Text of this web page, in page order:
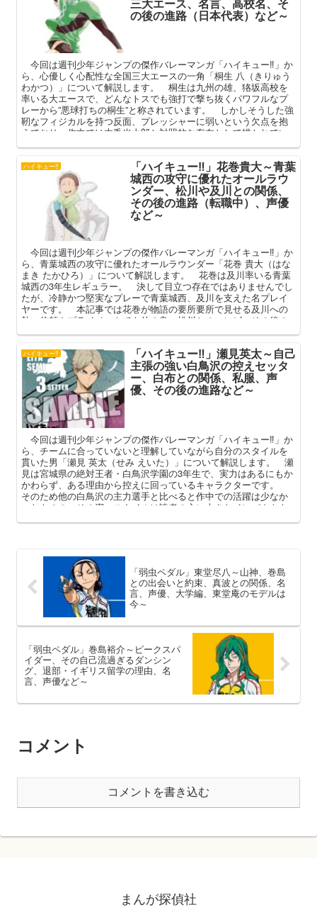
の後の進路（日本代表）など～
今回は週刊少年ジャンプの傑作バレーマンガ「ハイキュー‼」か
ら、心優しく心配性な全国三大エースの一角「桐生 八（きりゅう
わかつ）」について解説します。 桐生は九州の雄、狢坂高校を
率いる大エースで、どんなトスでも強打で撃ち抜くパワフルなプ
レーから”悪球打ちの桐生”と称されています。 しかしそうした強
靭なフィジカルを持つ反面、プレッシャーに弱いという欠点を抱
えており、作中では木兎光太郎と対照的な存在として描かれてい
掘りしてまいります。
ハイキュー‼ 「ハイキュー‼」花巻貴大～青葉
城西の攻守に優れたオールラウ
ンダー、松川や及川との関係、
その後の進路（転職中）、声優
など～
今回は週刊少年ジャンプの傑作バレーマンガ「ハイキュー‼」か
ら、青葉城西の攻守に優れたオールラウンダー「花巻 貴大（はな
まき たかひろ）」について解説します。 花巻は及川率いる青葉
城西の3年生レギュラー。 決して目立つ存在ではありませんでし
たが、冷静かつ堅実なプレーで青葉城西、及川を支えた名プレイ
ヤーです。 本記事では花巻が物語の要所要所で見せる及川への
熱い信頼やプライベートでも仲の良い松川とのコンビ、その後の
ハイキュー‼ 「ハイキュー‼」瀬見英太～自己
主張の強い白鳥沢の控えセッタ
ー、白布との関係、私服、声
優、その後の進路など～
今回は週刊少年ジャンプの傑作バレーマンガ「ハイキュー‼」か
ら、チームに合っていないと理解していながら自分のスタイルを
貫いた男「瀬見 英太（せみ えいた）」について解説します。 瀬
見は宮城県の絶対王者・白鳥沢学園の3年生で、実力はあるにもか
かわらず、ある理由から控えに回っているキャラクターです。
そのため他の白鳥沢の主力選手と比べると作中での活躍は少なか
ったものの、その潔いスタイルは読者の心に大きなインパクトを
「弱虫ペダル」東堂尽八～山神、巻島
との出会いと約束、真波との関係、名
言、声優、大学編、東堂庵のモデルは
今～
「弱虫ペダル」巻島裕介～ピークスパ
イダー、その自己流過ぎるダンシン
グ、退部・イギリス留学の理由、名
言、声優など～
コメント
コメントを書き込む
まんが探偵社